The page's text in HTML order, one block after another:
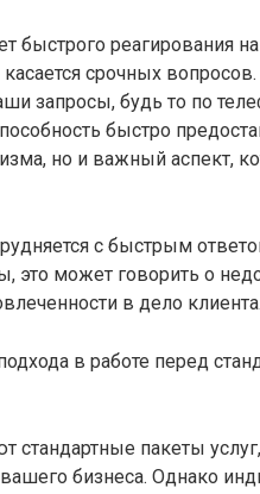
быстрого реагирования
срочных
запросы, будь то по
быстро
но и важный аспект,
с быстрым
это может говорить о
в дело клиента.
в работе перед
пакеты
бизнеса. Однако